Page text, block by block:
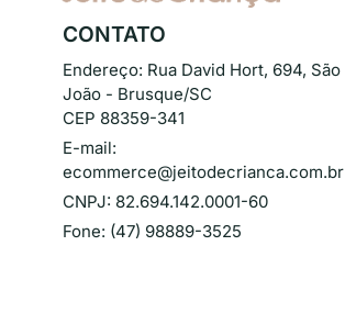
CONTATO
Endereço: Rua David Hort, 694, São
João - Brusque/SC
CEP 88359-341
E-mail:
ecommerce@jeitodecrianca.com.br
CNPJ: 82.694.142.0001-60
Fone: (47) 98889-3525